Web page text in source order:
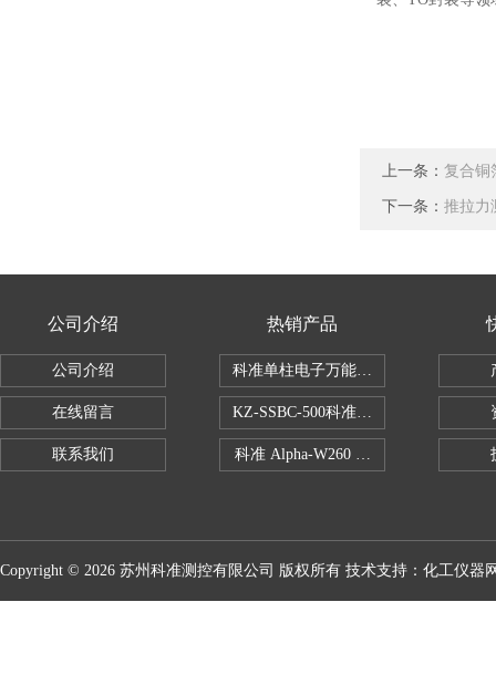
上一条： 复合铜
下一条： 推拉力
公司介绍
公司介绍
在线留言
联系我们
热销产品
科准单柱电子万能拉力机KZ-SSBC-500
KZ-SSBC-500科准单柱电子万能试验
科准 Alpha-W260 半导体全自动推拉
Copyright © 2026 苏州科准测控有限公司 版权所有 技术支持： 化工仪器